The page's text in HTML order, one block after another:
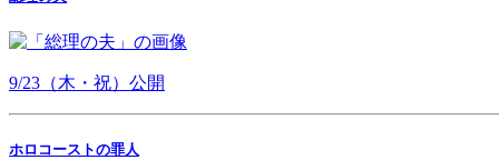
9/23（木・祝）公開
ホロコーストの罪人